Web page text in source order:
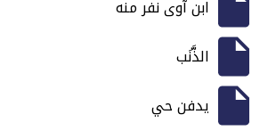
ابن آوى نفر منه
الذَّنَب
يدفن حي